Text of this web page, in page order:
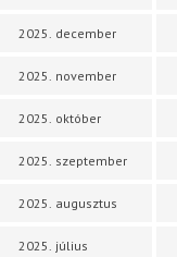
2025. december
2025. november
2025. október
2025. szeptember
2025. augusztus
2025. július